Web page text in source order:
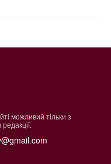
можливий тільки з